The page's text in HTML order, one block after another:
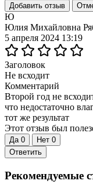
Добавить отзыв
Ю
Юлия Михайловна
5 апреля 2024 13:19
Заголовок
Не всходит
Комментарий
Второй год не
что недостаточно
тот же результат
Этот отзыв был
Да 0 Нет 0
Ответить
Рекомендуемые